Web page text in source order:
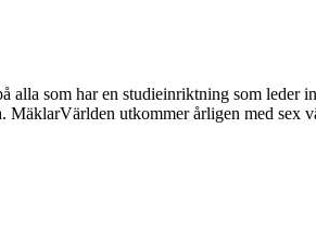
alla som har en studieinriktning som leder
utkommer årligen med sex